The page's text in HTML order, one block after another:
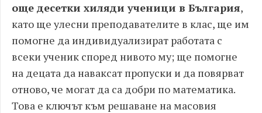
още десетки хиляди ученици в България,
като ще улесни преподавателите в клас, ще им
помогне да индивидуализират работата с
всеки ученик според нивото му; ще помогне
на децата да наваксат пропуски и да повярват
отново, че могат да са добри по математика.
Това е ключът към решаване на масовия